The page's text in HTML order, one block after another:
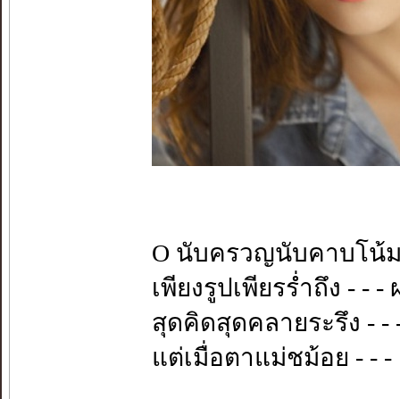
O นับครวญนับคาบโน้
เพียงรูปเพียรร่ำถึง - - -
สุดคิดสุดคลายระรึง - -
แต่เมื่อตาแม่ชม้อย - -